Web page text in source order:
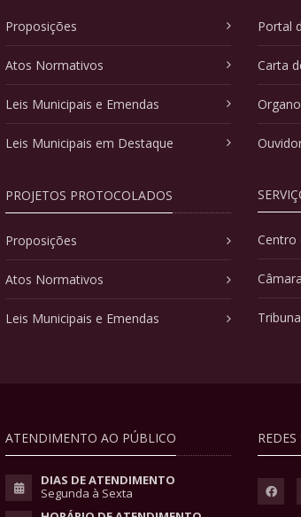
Proposições
Atos Normativos
Leis Municipais e Emendas
Leis Municipais em Destaque
PROJETOS PROTOCOLADOS
Proposições
Atos Normativos
Leis Municipais e Emendas
Portal
Carta
Centro
ATENDIMENTO AO PÚBLICO
DIAS DE ATENDIMENTO
Segunda à Sexta
REDES